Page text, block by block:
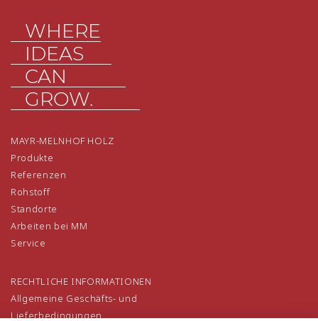
WHERE
IDEAS
CAN
GROW.
MAYR-MELNHOF HOLZ
Produkte
Referenzen
Rohstoff
Standorte
Arbeiten bei MM
Service
RECHTLICHE INFORMATIONEN
Allgemeine Geschäfts- und
Lieferbedingungen